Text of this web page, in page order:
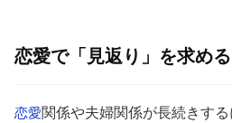
恋愛で「見返り」を求め
恋愛関係や夫婦関係が長続きす